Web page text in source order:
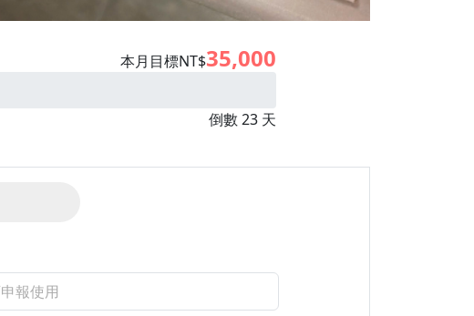
本月目標NT$35,000
倒數 23 天